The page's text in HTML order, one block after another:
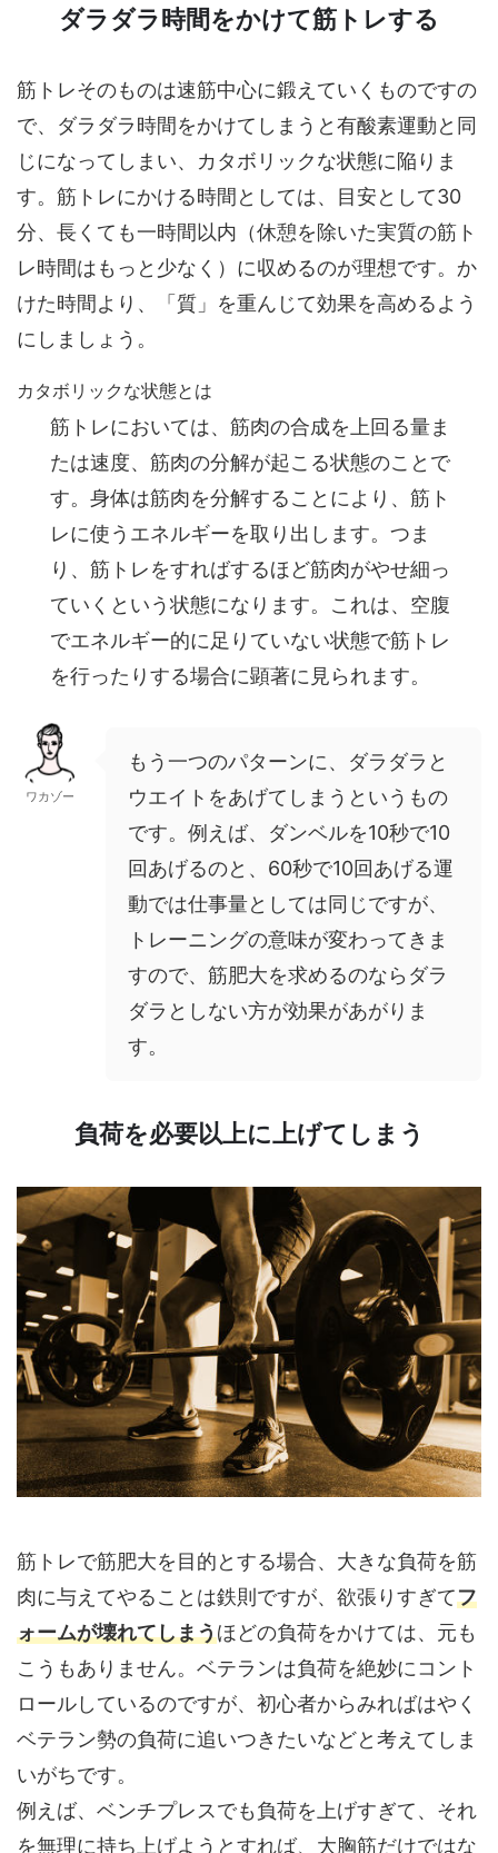
ダラダラ時間をかけて筋トレする
筋トレそのものは速筋中心に鍛えていくものですの
で、ダラダラ時間をかけてしまうと有酸素運動と同
じになってしまい、カタボリックな状態に陥りま
す。筋トレにかける時間としては、目安として30
分、長くても一時間以内（休憩を除いた実質の筋ト
レ時間はもっと少なく）に収めるのが理想です。か
けた時間より、「質」を重んじて効果を高めるよう
にしましょう。
カタボリックな状態とは
筋トレにおいては、筋肉の合成を上回る量ま
たは速度、筋肉の分解が起こる状態のことで
す。身体は筋肉を分解することにより、筋ト
レに使うエネルギーを取り出します。つま
り、筋トレをすればするほど筋肉がやせ細っ
ていくという状態になります。これは、空腹
でエネルギー的に足りていない状態で筋トレ
を行ったりする場合に顕著に見られます。
ワカゾー
もう一つのパターンに、ダラダラと
ウエイトをあげてしまうというもの
です。例えば、ダンベルを10秒で10
回あげるのと、60秒で10回あげる運
動では仕事量としては同じですが、
トレーニングの意味が変わってきま
すので、筋肥大を求めるのならダラ
ダラとしない方が効果があがりま
す。
負荷を必要以上に上げてしまう
筋トレで筋肥大を目的とする場合、大きな負荷を筋
肉に与えてやることは鉄則ですが、欲張りすぎてフ
ォームが壊れてしまうほどの負荷をかけては、元も
こうもありません。ベテランは負荷を絶妙にコント
ロールしているのですが、初心者からみればはやく
ベテラン勢の負荷に追いつきたいなどと考えてしま
いがちです。
例えば、ベンチプレスでも負荷を上げすぎて、それ
を無理に持ち上げようとすれば、大胸筋だけではな